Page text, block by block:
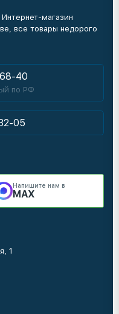
магазин
все товары недорого
40
по РФ
05
Напишите нам в
MAX
1